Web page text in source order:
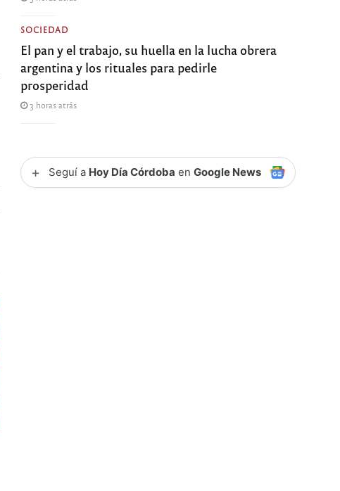
SOCIEDAD
El pan y el trabajo, su huella en la lucha obrera
argentina y los rituales para pedirle
prosperidad
3 horas atrás
+ Seguí a Hoy Día Córdoba enGoogle News